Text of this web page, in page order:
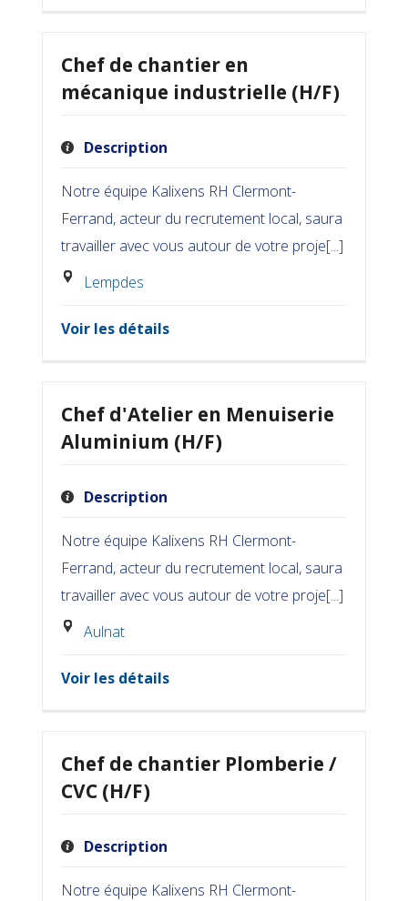
Chef de chantier en
mécanique industrielle (H/F)
Description
Notre équipe Kalixens RH Clermont-
Ferrand, acteur du recrutement local, saura
travailler avec vous autour de votre proje[...]
Lempdes
Voir les détails
Chef d'Atelier en Menuiserie
Aluminium (H/F)
Description
Notre équipe Kalixens RH Clermont-
Ferrand, acteur du recrutement local, saura
travailler avec vous autour de votre proje[...]
Aulnat
Voir les détails
Chef de chantier Plomberie /
CVC (H/F)
Description
Notre équipe Kalixens RH Clermont-